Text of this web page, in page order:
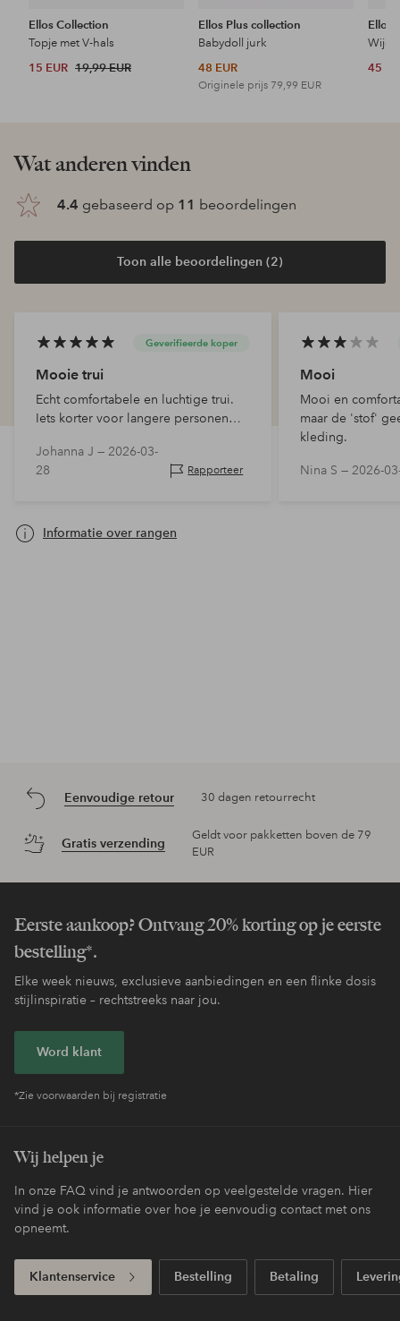
Ellos Collection
Topje met V-hals
15 EUR 19,99 EUR
Ellos Plus collection
Babydoll jurk
48 EUR
Originele prijs 79,99 EUR
Ellos
45
Wat anderen vinden
4.4 gebaseerd op 11 beoordelingen
Toon alle beoordelingen (2)
Geverifieerde koper
Mooie trui
Echt comfortabele en luchtige trui.
Iets korter voor langere personen
Johanna J — 2026-03-
28
Rapporteer
Mooi
Mooi en
maar de 'stof'
kleding.
Nina S — 2026-
Informatie over rangen
Eenvoudige retour 30 dagen retourrecht
Gratis verzending
Geldt voor pakketten boven de 79
EUR
Eerste aankoop? Ontvang 20% korting op je eerste
bestelling*.
Elke week nieuws, exclusieve aanbiedingen en een flinke dosis
stijlinspiratie – rechtstreeks naar jou.
Word klant
*Zie voorwaarden bij registratie
Wij helpen je
In onze FAQ vind je antwoorden op veelgestelde vragen. Hier
vind je ook informatie over hoe je eenvoudig contact met ons
opneemt.
Klantenservice Bestelling Betaling